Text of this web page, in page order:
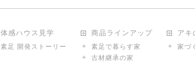
体感ハウス見学
素足 開発ストーリー
商品ラインアップ
素足で暮らす家
古材継承の家
アキ
家づ